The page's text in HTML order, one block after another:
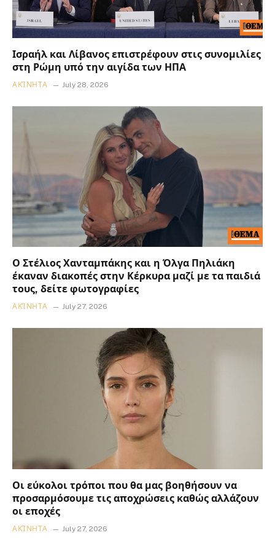
Ισραήλ και Λίβανος επιστρέφουν στις συνομιλίες
στη Ρώμη υπό την αιγίδα των ΗΠΑ
ΑΚΊΝΗΤΑ July 28, 2026
Ο Στέλιος Χανταμπάκης και η Όλγα Πηλιάκη
έκαναν διακοπές στην Κέρκυρα μαζί με τα παιδιά
τους, δείτε φωτογραφίες
ΑΚΊΝΗΤΑ July 27, 2026
Οι εύκολοι τρόποι που θα μας βοηθήσουν να
προσαρμόσουμε τις αποχρώσεις καθώς αλλάζουν
οι εποχές
ΑΚΊΝΗΤΑ July 27, 2026